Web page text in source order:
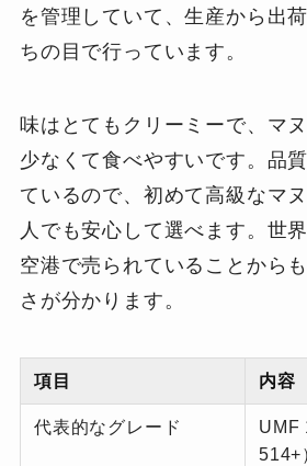
を管理していて、生産から出
ちの目で行っています。
味はとてもクリーミーで、マ
少なくて食べやすいです。品
ているので、初めて高級なマ
人でも安心して選べます。世
空港で売られていることから
さが分かります。
項目 内容
代表的なグレード
UMF
514+